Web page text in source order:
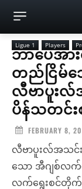
Ligue 1 Players
ဘာပေအာ
တည်ငြိမ်
လီဗာပူးလ်
ပိန်သတင်းစ
FEBRUARY 8,
လီဗာပူးလ်အသ
သော အီဂျစ်လက်
လက်ရွေးစင်တိုက်